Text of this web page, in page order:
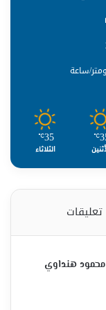
℃
35
℃
الثلاثاء
تعليقات
محمود هنداوي